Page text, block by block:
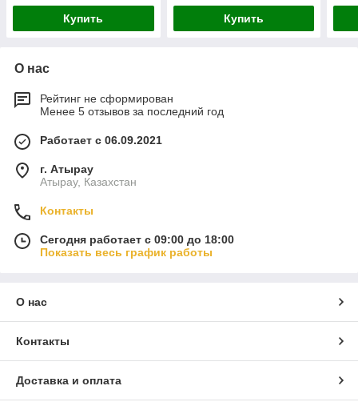
Купить Купить
О нас
Рейтинг не сформирован
Менее 5 отзывов за последний год
Работает с 06.09.2021
г. Атырау
Атырау, Казахстан
Контакты
Сегодня работает с 09:00 до 18:00
Показать весь график работы
О нас
Контакты
Доставка и оплата